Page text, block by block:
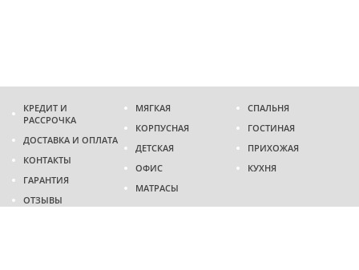
КРЕДИТ И
РАССРОЧКА
ДОСТАВКА И ОПЛАТА
КОНТАКТЫ
ГАРАНТИЯ
ОТЗЫВЫ
МЯГКАЯ
КОРПУСНАЯ
ДЕТСКАЯ
ОФИС
МАТРАСЫ
СПАЛЬНЯ
ГОСТИНАЯ
ПРИХОЖАЯ
КУХНЯ